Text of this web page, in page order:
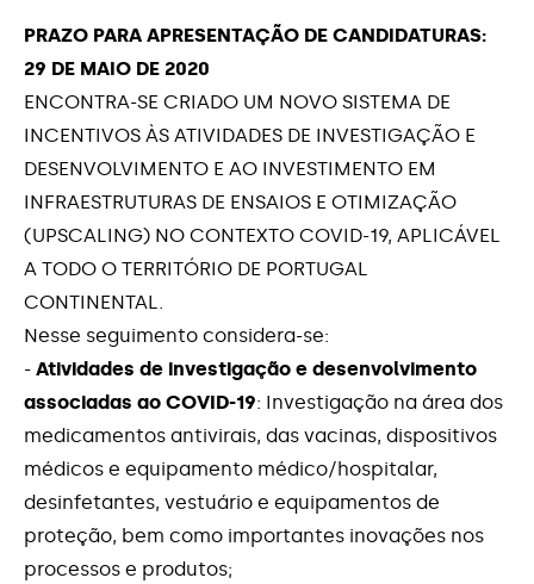
Serviços
Notícias
Sobre Nós
Contactos
IEFP | CONVERTE +
Incentivos à Inovação Produtiva
Inovação Produtiva - PME's Peninsula de
Setúbal LVT
Internacionalização de PME’s
Medida de Apoio aos Projetos – Impacto
COVID 19
Medida Estágios Profissionais
Medidas de Apoio às Empresas Impacto do
COVID-19 - Linhas de Crédito
PRAZO PARA APRESENTAÇÃO DE CANDIDATURAS:
29 DE MAIO DE 2020
ENCONTRA-SE CRIADO UM NOVO SISTEMA DE
INCENTIVOS ÀS ATIVIDADES DE INVESTIGAÇÃO E
DESENVOLVIMENTO E AO INVESTIMENTO EM
INFRAESTRUTURAS DE ENSAIOS E OTIMIZAÇÃO
(UPSCALING) NO CONTEXTO COVID-19, APLICÁVEL
A TODO O TERRITÓRIO DE PORTUGAL
CONTINENTAL.
Nesse seguimento considera-se:
- Atividades de investigação e desenvolvimento
associadas ao COVID-19: Investigação na área dos
medicamentos antivirais, das vacinas, dispositivos
médicos e equipamento médico/hospitalar,
desinfetantes, vestuário e equipamentos de
proteção, bem como importantes inovações nos
processos e produtos;